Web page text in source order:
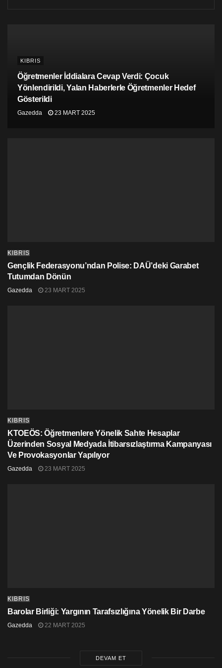
KIBRIS
Öğretmenler İddialara Cevap Verdi: Çocuk
Yönlendirildi, Yalan Haberlerle Öğretmenler Hedef
Gösterildi
Gazedda 23 MART 2025
KIBRIS
Gençlik Federasyonu’ndan Polise: DAÜ’deki Garabet
Tutumdan Dönün
Gazedda 23 MART 2025
KIBRIS
KTOEÖS: Öğretmenlere Yönelik Sahte Hesaplar
Üzerinden Sosyal Medyada İtibarsızlaştırma Kampanyası
Ve Provokasyonlar Yapılıyor
Gazedda 23 MART 2025
KIBRIS
Barolar Birliği: Yargının Tarafsızlığına Yönelik Bir Darbe
Gazedda 22 MART 2025
DEVAM ET